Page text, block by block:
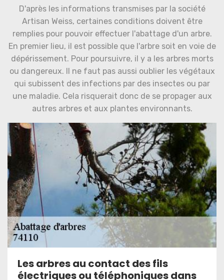
D'après les informations transmises par la société
Artisan Weiss, certaines conditions doivent être
remplies pour pouvoir effectuer l'abattage d'un arbre.
En premier lieu, il est possible que l'arbre soit en voie de
dépérissement. Pour poursuivre, il y a les arbres morts
ou dangereux. Il ne faut pas aussi oublier les végétaux
qui subissent des infections par des insectes ou par
une maladie. Cela risquerait donc de se propager aux
autres arbres et aux plantes environnants.
Les arbres au contact des fils
électriques ou téléphoniques dans